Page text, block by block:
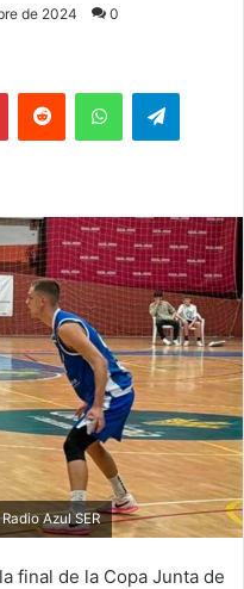
de 2024 0
Azul SER
final de la Copa Junta de